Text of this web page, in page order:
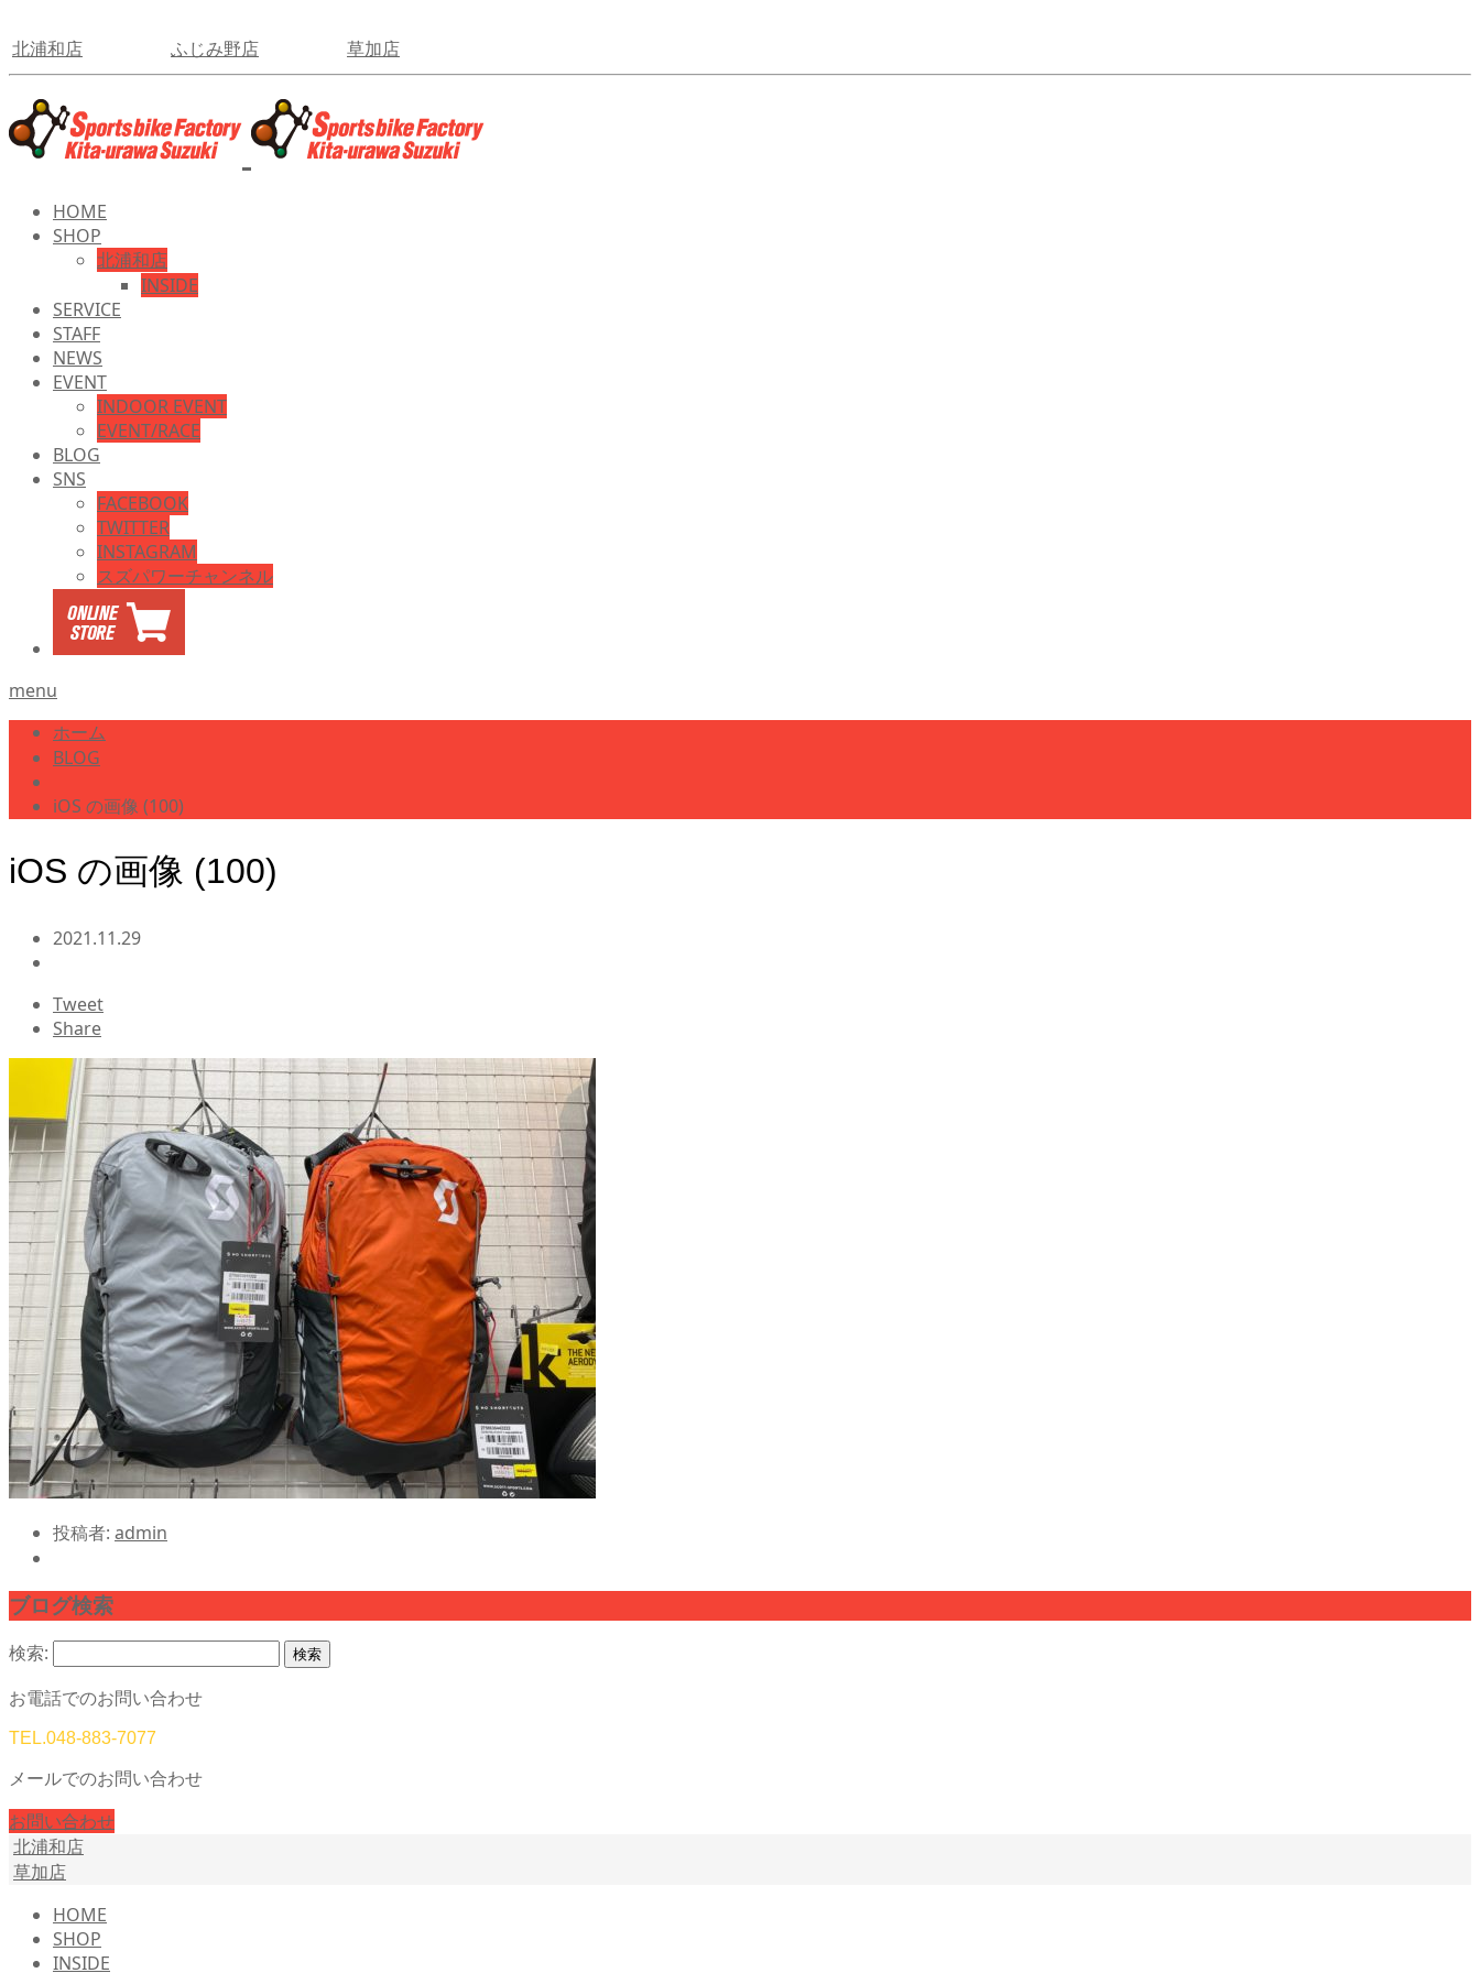
北浦和店 ふじみ野店 草加店
HOME
SHOP
北浦和店
INSIDE
SERVICE
STAFF
NEWS
EVENT
INDOOR EVENT
EVENT/RACE
BLOG
SNS
FACEBOOK
TWITTER
INSTAGRAM
スズパワーチャンネル
menu
ホーム
BLOG
iOS の画像 (100)
iOS の画像 (100)
2021.11.29
Tweet
Share
投稿者: admin
ブログ検索
検索:
お電話でのお問い合わせ
TEL.048-883-7077
メールでのお問い合わせ
お問い合わせ
北浦和店
草加店
HOME
SHOP
INSIDE